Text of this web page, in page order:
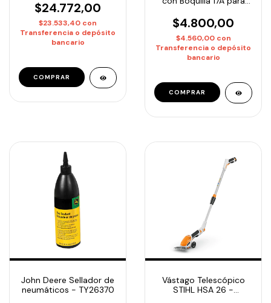
$24.772,00
$23.533,40 con
Transferencia o depósito
bancario
Cobertura de Hasta 5,8
m radio, Ajustable para
Riego
$4.800,00
$4.560,00 con
Transferencia o depósito
bancario
John Deere Sellador de
neumáticos - TY26370
Vástago Telescópico
STIHL HSA 26 -